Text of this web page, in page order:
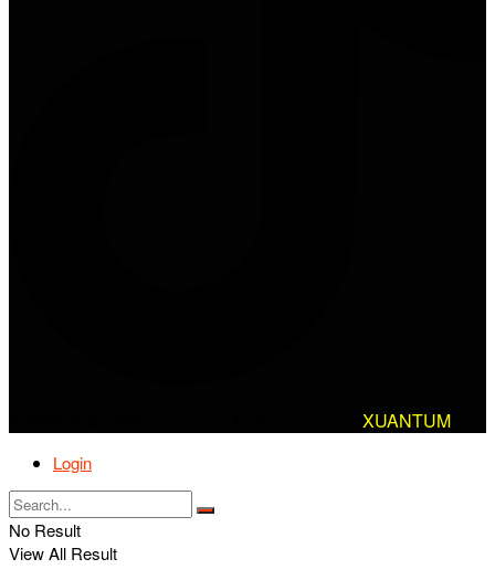
XUANTUM
Login
No Result
View All Result